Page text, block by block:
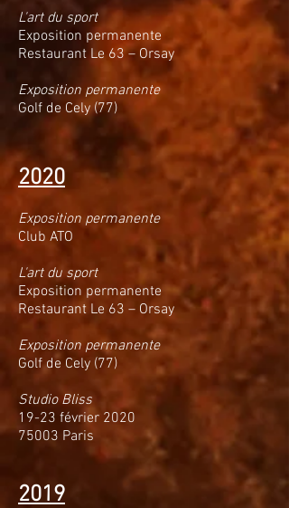
L'art du sport
Exposition permanente
Restaurant Le 63 – Orsay
Exposition permanente
Golf de Cely (77)
2020
Exposition permanente
Club ATO
L'art du sport
Exposition permanente
Restaurant Le 63 – Orsay
Exposition permanente
Golf de Cely (77)
Studio Bliss
19-23 février 2020
75003 Paris
2019